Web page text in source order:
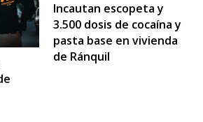
Incautan escopeta y
3.500 dosis de cocaína y
pasta base en vivienda
de Ránquil